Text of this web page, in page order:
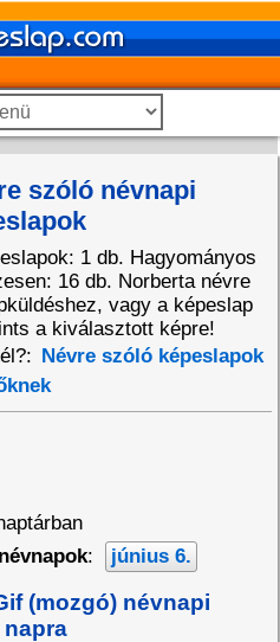
szóló névnapi
1 db. Hagyományos
16 db. Norberta névre
vagy a képeslap
a kiválasztott képre!
Névre szóló képeslapok
: június 6.
(mozgó) névnapi
napra